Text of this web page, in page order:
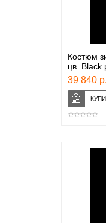
Костюм
цв. Black
39 840 р.